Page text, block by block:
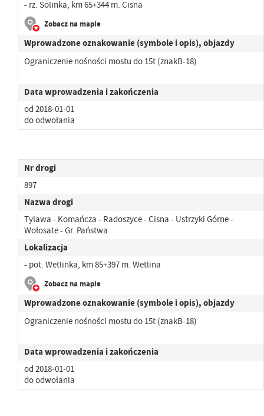
- rz. Solinka, km 65+344 m. Cisna
Zobacz na mapie
Wprowadzone oznakowanie (symbole i opis), objazdy
Ograniczenie nośności mostu do 15t (znakB-18)
Data wprowadzenia i zakończenia
od 2018-01-01
do odwołania
Nr drogi
897
Nazwa drogi
Tylawa - Komańcza - Radoszyce - Cisna - Ustrzyki Górne -
Wołosate - Gr. Państwa
Lokalizacja
- pot. Wetlinka, km 85+397 m. Wetlina
Zobacz na mapie
Wprowadzone oznakowanie (symbole i opis), objazdy
Ograniczenie nośności mostu do 15t (znakB-18)
Data wprowadzenia i zakończenia
od 2018-01-01
do odwołania